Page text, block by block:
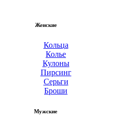
Женские
Кольца
Колье
Кулоны
Пирсинг
Серьги
Броши
Мужские